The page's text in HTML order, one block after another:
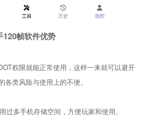
帧软件优势
权限就能正常使用，这样一来就可以避开
各类风险与使用上的不便。
过多手机存储空间，方便玩家和使用。